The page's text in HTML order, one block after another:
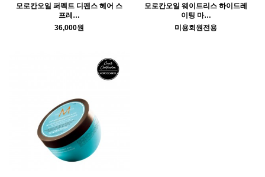
모로칸오일 퍼펙트 디펜스 헤어 스
프레…
36,000원
모로칸오일 웨이트리스 하이드레
이팅 마…
미용회원전용